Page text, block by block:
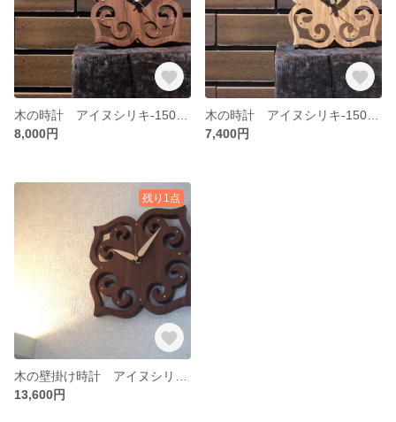
8,000円
7,400円
残り1点
13,600円